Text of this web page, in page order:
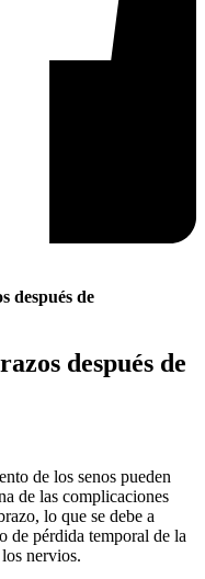
después de
después de
de los senos pueden
de las complicaciones
lo que se debe a
de pérdida temporal de la
nervios.